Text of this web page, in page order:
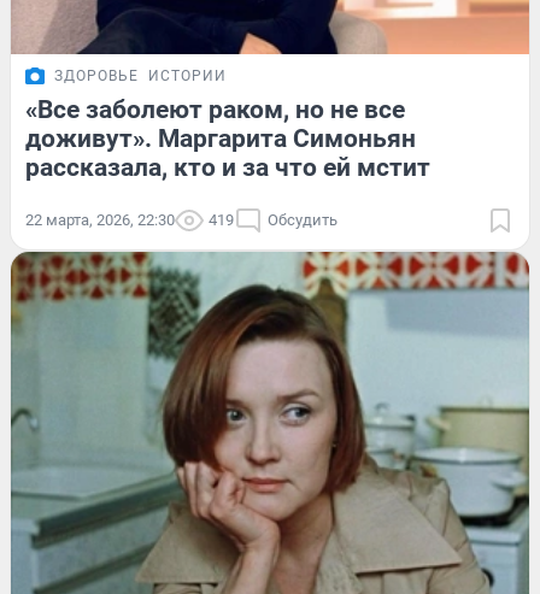
ЗДОРОВЬЕ ИСТОРИИ
«Все заболеют раком, но не все
доживут». Маргарита Симоньян
рассказала, кто и за что ей мстит
22 марта, 2026, 22:30 419 Обсудить